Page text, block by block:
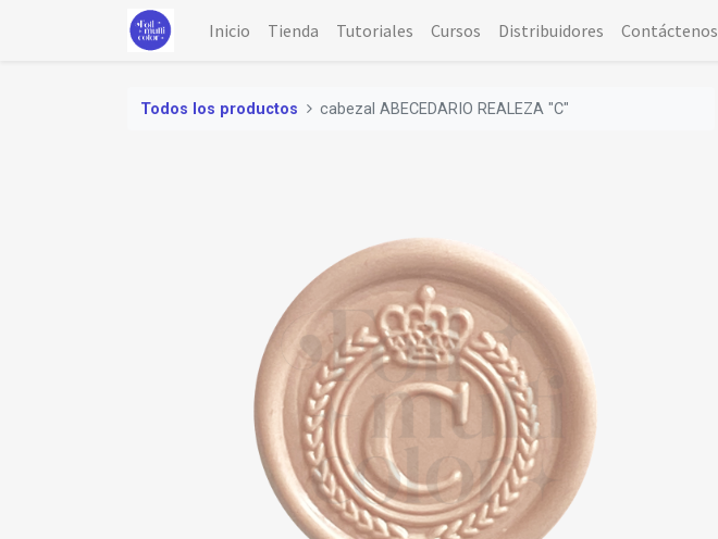
Inicio Tienda Tutoriales Cursos Distribuidores Contáctenos
Todos los productos cabezal ABECEDARIO REALEZA "C"